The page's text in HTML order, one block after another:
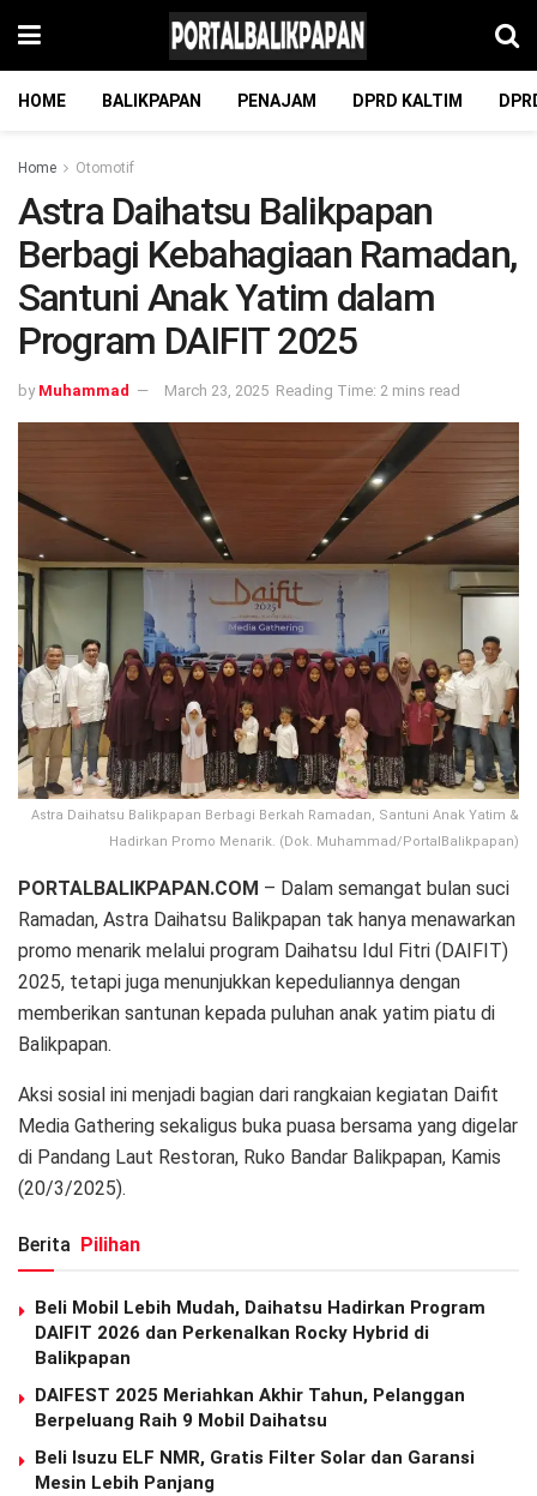
HOME BALIKPAPAN PENAJAM DPRD KALTIM
Home Otomotif
Astra Daihatsu Balikpapan
Berbagi Kebahagiaan Ramadan,
Santuni Anak Yatim dalam
Program DAIFIT 2025
by Muhammad March 23, 2025 Reading Time: 2 mins read
Astra Daihatsu Balikpapan Berbagi Berkah Ramadan, Santuni Anak Yatim &
Hadirkan Promo Menarik. (Dok. Muhammad/PortalBalikpapan)
PORTALBALIKPAPAN.COM – Dalam semangat bulan suci
Ramadan, Astra Daihatsu Balikpapan tak hanya menawarkan
promo menarik melalui program Daihatsu Idul Fitri (DAIFIT)
2025, tetapi juga menunjukkan kepeduliannya dengan
memberikan santunan kepada puluhan anak yatim piatu di
Balikpapan.
Aksi sosial ini menjadi bagian dari rangkaian kegiatan Daifit
Media Gathering sekaligus buka puasa bersama yang digelar
di Pandang Laut Restoran, Ruko Bandar Balikpapan, Kamis
(20/3/2025).
Berita Pilihan
Beli Mobil Lebih Mudah, Daihatsu Hadirkan Program
DAIFIT 2026 dan Perkenalkan Rocky Hybrid di
Balikpapan
DAIFEST 2025 Meriahkan Akhir Tahun, Pelanggan
Berpeluang Raih 9 Mobil Daihatsu
Beli Isuzu ELF NMR, Gratis Filter Solar dan Garansi
Mesin Lebih Panjang